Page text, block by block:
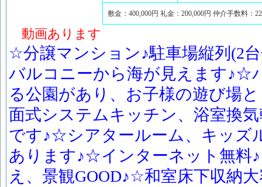
敷金：400,000円 礼金：200,000円 仲介手数料
動画あります
☆分譲マンション♪駐車場縦列(2
バルコニーから海が見えます♪☆
る公園があり、お子様の遊び場
面式システムキッチン、浴室換
です♪☆シアタールーム、キッズ
あります♪☆インターネット無料
え、景観GOOD♪☆和室床下収納